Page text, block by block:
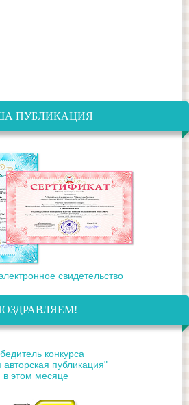
ПУБЛИКАЦИЯ
свидетельство
конкурса
публикация"
в этом месяце